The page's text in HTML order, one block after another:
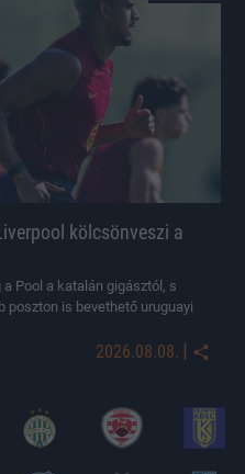
kölcsönveszi a
Pool a katalán gigásztól, s
poszton is bevethető uruguayi
2026.08.08. |